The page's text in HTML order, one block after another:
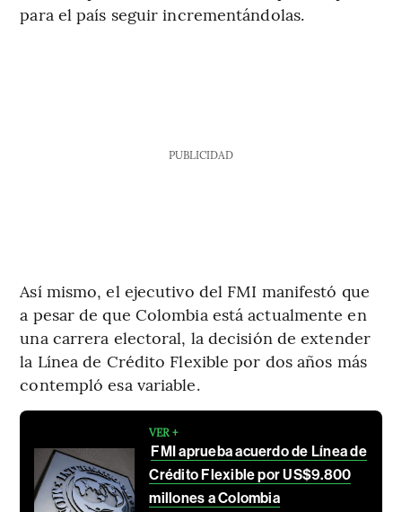
para el país seguir incrementándolas.
PUBLICIDAD
Así mismo, el ejecutivo del FMI manifestó que
a pesar de que Colombia está actualmente en
una carrera electoral, la decisión de extender
la Línea de Crédito Flexible por dos años más
contempló esa variable.
VER +
FMI aprueba acuerdo de Línea de
Crédito Flexible por US$9.800
millones a Colombia